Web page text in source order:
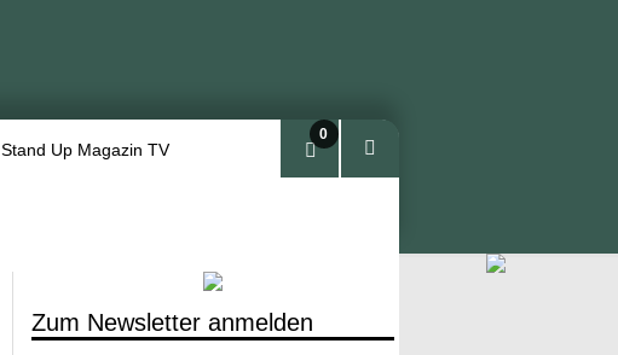
Stand Up Magazin TV
0
Zum Newsletter anmelden